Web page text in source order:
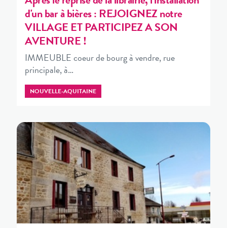
d'un bar à bières : REJOIGNEZ notre
VILLAGE ET PARTICIPEZ A SON
AVENTURE !
IMMEUBLE coeur de bourg à vendre, rue
principale, à…
NOUVELLE-AQUITAINE